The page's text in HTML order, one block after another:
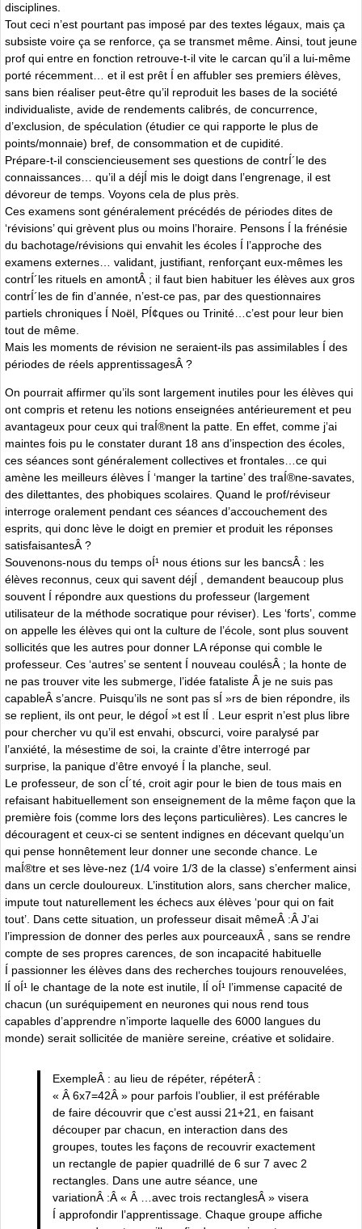
disciplines.
Tout ceci n’est pourtant pas imposé par des textes légaux, mais ça
subsiste voire ça se renforce, ça se transmet même. Ainsi, tout jeune
prof qui entre en fonction retrouve-t-il vite le carcan qu’il a lui-même
porté récemment… et il est prêt Í en affubler ses premiers élèves,
sans bien réaliser peut-être qu’il reproduit les bases de la société
individualiste, avide de rendements calibrés, de concurrence,
d’exclusion, de spéculation (étudier ce qui rapporte le plus de
points/monnaie) bref, de consommation et de cupidité.
Prépare-t-il consciencieusement ses questions de contrÍ´le des
connaissances… qu’il a déjÍ mis le doigt dans l’engrenage, il est
dévoreur de temps. Voyons cela de plus près.
Ces examens sont généralement précédés de périodes dites de
‘révisions’ qui grèvent plus ou moins l’horaire. Pensons Í la frénésie
du bachotage/révisions qui envahit les écoles Í l’approche des
examens externes… validant, justifiant, renforçant eux-mêmes les
contrÍ´les rituels en amontÂ ; il faut bien habituer les élèves aux gros
contrÍ´les de fin d’année, n’est-ce pas, par des questionnaires
partiels chroniques Í Noël, PÍ¢ques ou Trinité…c’est pour leur bien
tout de même.
Mais les moments de révision ne seraient-ils pas assimilables Í des
périodes de réels apprentissagesÂ ?
On pourrait affirmer qu’ils sont largement inutiles pour les élèves qui
ont compris et retenu les notions enseignées antérieurement et peu
avantageux pour ceux qui traÍ®nent la patte. En effet, comme j’ai
maintes fois pu le constater durant 18 ans d’inspection des écoles,
ces séances sont généralement collectives et frontales…ce qui
amène les meilleurs élèves Í ‘manger la tartine’ des traÍ®ne-savates,
des dilettantes, des phobiques scolaires. Quand le prof/réviseur
interroge oralement pendant ces séances d’accouchement des
esprits, qui donc lève le doigt en premier et produit les réponses
satisfaisantesÂ ?
Souvenons-nous du temps oÍ¹ nous étions sur les bancsÂ : les
élèves reconnus, ceux qui savent déjÍ , demandent beaucoup plus
souvent Í répondre aux questions du professeur (largement
utilisateur de la méthode socratique pour réviser). Les ‘forts’, comme
on appelle les élèves qui ont la culture de l’école, sont plus souvent
sollicités que les autres pour donner LA réponse qui comble le
professeur. Ces ‘autres’ se sentent Í nouveau coulésÂ ; la honte de
ne pas trouver vite les submerge, l’idée fataliste Â je ne suis pas
capableÂ s’ancre. Puisqu’ils ne sont pas sÍ »rs de bien répondre, ils
se replient, ils ont peur, le dégoÍ »t est lÍ . Leur esprit n’est plus libre
pour chercher vu qu’il est envahi, obscurci, voire paralysé par
l’anxiété, la mésestime de soi, la crainte d’être interrogé par
surprise, la panique d’être envoyé Í la planche, seul.
Le professeur, de son cÍ´té, croit agir pour le bien de tous mais en
refaisant habituellement son enseignement de la même façon que la
première fois (comme lors des leçons particulières). Les cancres le
découragent et ceux-ci se sentent indignes en décevant quelqu’un
qui pense honnêtement leur donner une seconde chance. Le
maÍ®tre et ses lève-nez (1/4 voire 1/3 de la classe) s’enferment ainsi
dans un cercle douloureux. L’institution alors, sans chercher malice,
impute tout naturellement les échecs aux élèves ‘pour qui on fait
tout’. Dans cette situation, un professeur disait mêmeÂ :Â J’ai
l’impression de donner des perles aux pourceauxÂ , sans se rendre
compte de ses propres carences, de son incapacité habituelle
Í passionner les élèves dans des recherches toujours renouvelées,
lÍ oÍ¹ le chantage de la note est inutile, lÍ oÍ¹ l’immense capacité de
chacun (un suréquipement en neurones qui nous rend tous
capables d’apprendre n’importe laquelle des 6000 langues du
monde) serait sollicitée de manière sereine, créative et solidaire.
ExempleÂ : au lieu de répéter, répéterÂ :
« Â 6x7=42Â » pour parfois l’oublier, il est préférable
de faire découvrir que c’est aussi 21+21, en faisant
découper par chacun, en interaction dans des
groupes, toutes les façons de recouvrir exactement
un rectangle de papier quadrillé de 6 sur 7 avec 2
rectangles. Dans une autre séance, une
variationÂ :Â « Â …avec trois rectanglesÂ » visera
Í approfondir l’apprentissage. Chaque groupe affiche